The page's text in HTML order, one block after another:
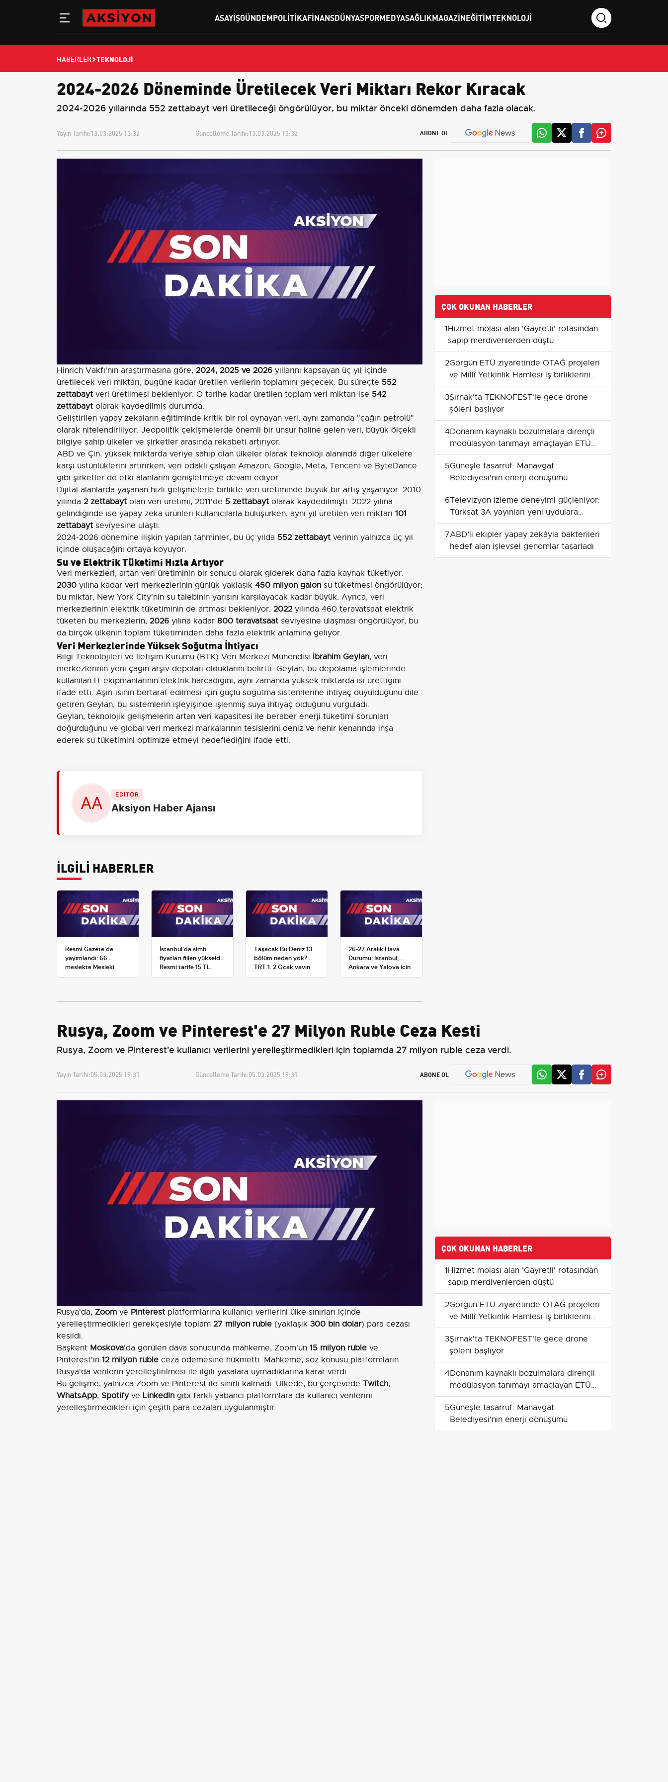
ASAYIŞGÜNDEMPOLITIKAFINANSDÜNYASPORMEDYASAĞLIKMAGAZINEĞITIMTEKNOLOJI
HABERLER TEKNOLOJI
2024-2026 Döneminde Üretilecek Veri Miktarı Rekor Kıracak
2024-2026 yıllarında 552 zettabayt veri üretileceği öngörülüyor, bu miktar önceki dönemden daha fazla olacak.
Yayın Tarihi:13.03.2025 13:32 Güncelleme Tarihi:13.03.2025 13:32 ABONE OL
Hinrich Vakfı'nın araştırmasına göre, 2024, 2025 ve 2026 yıllarını kapsayan üç yıl içinde
üretilecek veri miktarı, bugüne kadar üretilen verilerin toplamını geçecek. Bu süreçte 552
zettabayt veri üretilmesi bekleniyor. O tarihe kadar üretilen toplam veri miktarı ise 542
zettabayt olarak kaydedilmiş durumda.
Geliştirilen yapay zekaların eğitiminde kritik bir rol oynayan veri, aynı zamanda "çağın petrolü"
olarak nitelendiriliyor. Jeopolitik çekişmelerde önemli bir unsur haline gelen veri, büyük ölçekli
bilgiye sahip ülkeler ve şirketler arasında rekabeti artırıyor.
ABD ve Çin, yüksek miktarda veriye sahip olan ülkeler olarak teknoloji alanında diğer ülkelere
karşı üstünlüklerini artırırken, veri odaklı çalışan Amazon, Google, Meta, Tencent ve ByteDance
gibi şirketler de etki alanlarını genişletmeye devam ediyor.
Dijital alanlarda yaşanan hızlı gelişmelerle birlikte veri üretiminde büyük bir artış yaşanıyor. 2010
yılında 2 zettabayt olan veri üretimi, 2011'de 5 zettabayt olarak kaydedilmişti. 2022 yılına
gelindiğinde ise yapay zeka ürünleri kullanıcılarla buluşurken, aynı yıl üretilen veri miktarı 101
zettabayt seviyesine ulaştı.
2024-2026 dönemine ilişkin yapılan tahminler, bu üç yılda 552 zettabayt verinin yalnızca üç yıl
içinde oluşacağını ortaya koyuyor.
Su ve Elektrik Tüketimi Hızla Artıyor
Veri merkezleri, artan veri üretiminin bir sonucu olarak giderek daha fazla kaynak tüketiyor.
2030 yılına kadar veri merkezlerinin günlük yaklaşık 450 milyon galon su tüketmesi öngörülüyor;
bu miktar, New York City'nin su talebinin yarısını karşılayacak kadar büyük. Ayrıca, veri
merkezlerinin elektrik tüketiminin de artması bekleniyor. 2022 yılında 460 teravatsaat elektrik
tüketen bu merkezlerin, 2026 yılına kadar 800 teravatsaat seviyesine ulaşması öngörülüyor, bu
da birçok ülkenin toplam tüketiminden daha fazla elektrik anlamına geliyor.
Veri Merkezlerinde Yüksek Soğutma İhtiyacı
Bilgi Teknolojileri ve İletişim Kurumu (BTK) Veri Merkezi Mühendisi İbrahim Geylan, veri
merkezlerinin yeni çağın arşiv depoları olduklarını belirtti. Geylan, bu depolama işlemlerinde
kullanılan IT ekipmanlarının elektrik harcadığını, aynı zamanda yüksek miktarda ısı ürettiğini
ifade etti. Aşırı ısının bertaraf edilmesi için güçlü soğutma sistemlerine ihtiyaç duyulduğunu dile
getiren Geylan, bu sistemlerin işleyişinde işlenmiş suya ihtiyaç olduğunu vurguladı.
Geylan, teknolojik gelişmelerin artan veri kapasitesi ile beraber enerji tüketimi sorunları
doğurduğunu ve global veri merkezi markalarının tesislerini deniz ve nehir kenarında inşa
ederek su tüketimini optimize etmeyi hedeflediğini ifade etti.
EDİTÖR
Aksiyon Haber Ajansı
İLGİLİ HABERLER
Resmi Gazete'de
yayımlandı: 66
meslekte Mesleki
Yeterlilik Belgesi
İstanbul'da simit
fiyatları fiilen yükseldi:
Resmi tarife 15 TL,
satışlar 20-25 TL'ye
Taşacak Bu Deniz 13.
bölüm neden yok?
TRT 1, 2 Ocak yayın
planını değiştirdi
26-27 Aralık Hava
Durumu: İstanbul,
Ankara ve Yalova için
Kar Tahminleri
ÇOK OKUNAN HABERLER
1Hizmet molası alan 'Gayretli' rotasından
sapıp merdivenlerden düştü
2Görgün ETÜ ziyaretinde OTAĞ projeleri
ve Millî Yetkinlik Hamlesi iş birliklerini
gündeme taşıdı
3Şırnak'ta TEKNOFEST'le gece drone
şöleni başlıyor
4Donanım kaynaklı bozulmalara dirençli
modülasyon tanımayı amaçlayan ETÜ
ve AYBÜ projesine TÜBİTAK desteği
5Güneşle tasarruf: Manavgat
Belediyesi'nin enerji dönüşümü
6Televizyon izleme deneyimi güçleniyor:
Türksat 3A yayınları yeni uydulara
taşınıyor
7ABD’li ekipler yapay zekâyla bakterileri
hedef alan işlevsel genomlar tasarladı
Rusya, Zoom ve Pinterest'e 27 Milyon Ruble Ceza Kesti
Rusya, Zoom ve Pinterest'e kullanıcı verilerini yerelleştirmedikleri için toplamda 27 milyon ruble ceza verdi.
Yayın Tarihi:05.03.2025 19:31 Güncelleme Tarihi:05.03.2025 19:31 ABONE OL
Rusya'da, Zoom ve Pinterest platformlarına kullanıcı verilerini ülke sınırları içinde
yerelleştirmedikleri gerekçesiyle toplam 27 milyon ruble (yaklaşık 300 bin dolar) para cezası
kesildi.
Başkent Moskova'da görülen dava sonucunda mahkeme, Zoom'un 15 milyon ruble ve
Pinterest'in 12 milyon ruble ceza ödemesine hükmetti. Mahkeme, söz konusu platformların
Rusya'da verilerin yerelleştirilmesi ile ilgili yasalara uymadıklarına karar verdi.
Bu gelişme, yalnızca Zoom ve Pinterest ile sınırlı kalmadı. Ülkede, bu çerçevede Twitch,
WhatsApp, Spotifyve LinkedIn gibi farklı yabancı platformlara da kullanıcı verilerini
yerelleştirmedikleri için çeşitli para cezaları uygulanmıştır.
ÇOK OKUNAN HABERLER
1Hizmet molası alan 'Gayretli' rotasından
sapıp merdivenlerden düştü
2Görgün ETÜ ziyaretinde OTAĞ projeleri
ve Millî Yetkinlik Hamlesi iş birliklerini
gündeme taşıdı
3Şırnak'ta TEKNOFEST'le gece drone
şöleni başlıyor
4Donanım kaynaklı bozulmalara dirençli
modülasyon tanımayı amaçlayan ETÜ
ve AYBÜ projesine TÜBİTAK desteği
5Güneşle tasarruf: Manavgat
Belediyesi'nin enerji dönüşümü